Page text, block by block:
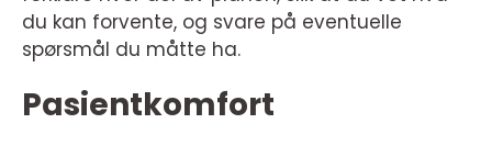
du kan forvente, og svare på eventuelle
spørsmål du måtte ha.
Pasientkomfort